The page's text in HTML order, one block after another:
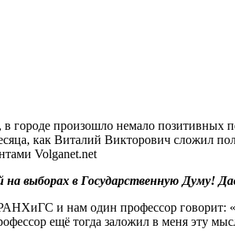
городе произошло немало позитивных
как Виталий Викторович сложил
Volganet.net
на выборах в Государственную Думу!
и нам один профессор говорит:
ещё тогда заложил в меня эту